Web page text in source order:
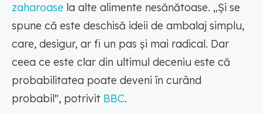
zaharoase la alte alimente nesănătoase. „Și se
spune că este deschisă ideii de ambalaj simplu,
care, desigur, ar fi un pas și mai radical. Dar
ceea ce este clar din ultimul deceniu este că
probabilitatea poate deveni în curând
probabil", potrivit BBC.